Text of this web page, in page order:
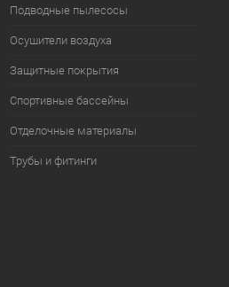
Подводные пылесосы
Осушители воздуха
Защитные покрытия
Спортивные бассейны
Отделочные материалы
Трубы и фитинги